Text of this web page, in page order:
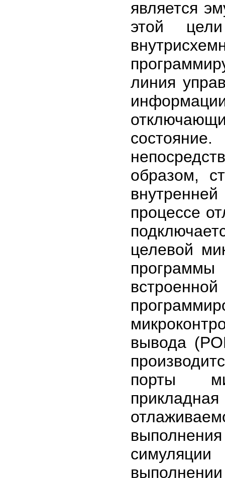
является
этой
линия
образом,
процессе
целевой
программы
вывода
порты